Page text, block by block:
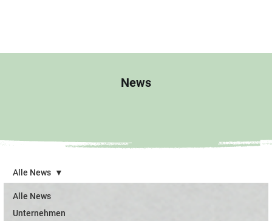
News
Alle News
Unternehmen
Alle News